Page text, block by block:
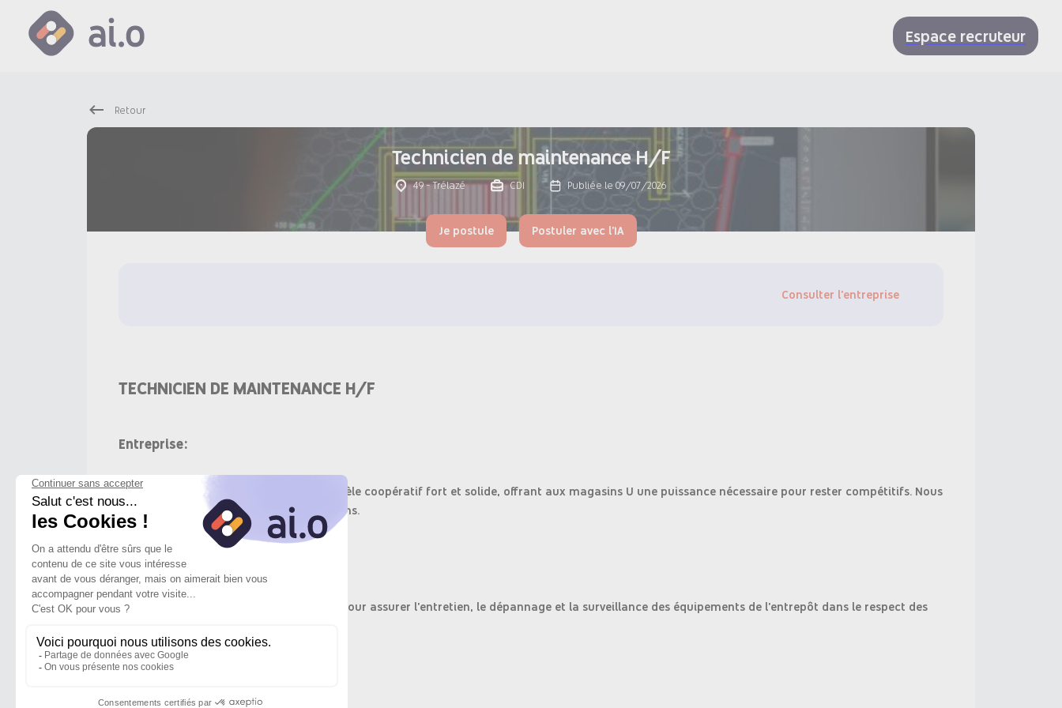
Espace recruteur
Retour
Technicien de maintenance H/F
49 - Trélazé CDI Publiée le 09/07/2026
Je postule Postuler avec l'IA
Consulter l'entreprise
TECHNICIEN DE MAINTENANCE H/F
Entreprise:
Depuis 1894, la Coopérative U est un modèle coopératif fort et solide, offrant aux magasins U une puissance nécessaire pour rester compétitifs. Nous
plaçons l'humain au cœur de nos décisions.
Objectif du poste:
Rejoignez notre équipe de maintenance pour assurer l'entretien, le dépannage et la surveillance des équipements de l'entrepôt dans le respect des
Missions: